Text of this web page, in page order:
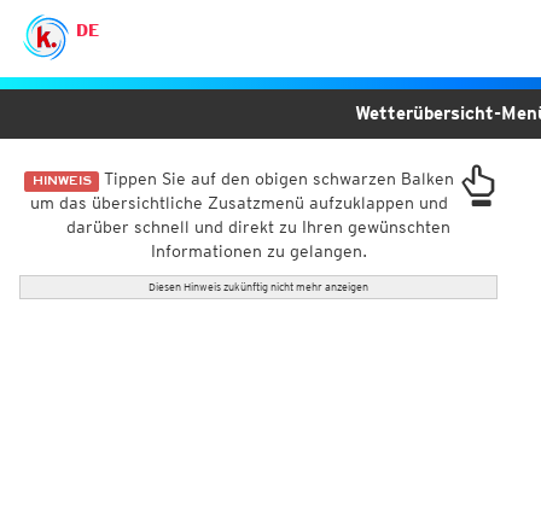
DE
HINWEIS Tippen Sie auf den obigen schwarzen Balken
um das übersichtliche Zusatzmenü aufzuklappen und
darüber schnell und direkt zu Ihren gewünschten
Informationen zu gelangen.
Diesen Hinweis zukünftig nicht mehr anzeigen
Wetterübersicht-